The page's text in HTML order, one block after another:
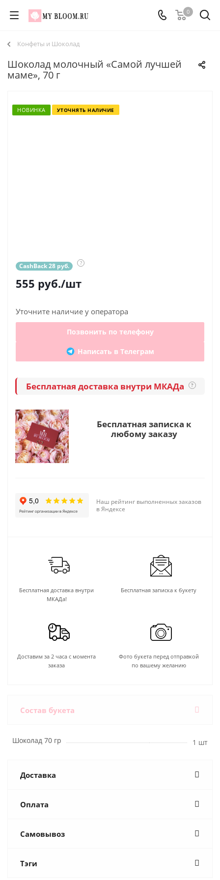
0
Конфеты и Шоколад
Шоколад молочный «Самой лучшей
маме», 70 г
НОВИНКА УТОЧНЯТЬ НАЛИЧИЕ
CashBack 28 руб. ?
555 руб./шт
Уточните наличие у оператора
Позвонить по телефону
Написать в Телеграм
Бесплатная доставка внутри МКАДа ?
Бесплатная записка к
любому заказу
Наш рейтинг выполненных заказов
в Яндексе
Бесплатная доставка внутри
МКАДа!
Бесплатная записка к букету
Доставим за 2 часа с момента
заказа
Фото букета перед отправкой
по вашему желанию
Состав букета
Шоколад 70 гр 1 шт
Доставка
Оплата
Самовывоз
Тэги